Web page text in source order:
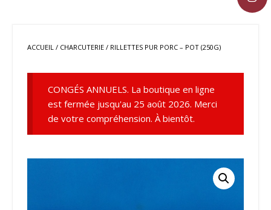
ACCUEIL / CHARCUTERIE / RILLETTES PUR PORC – POT (250G)
CONGÉS ANNUELS. La boutique en ligne
est fermée jusqu'au 25 août 2026. Merci
de votre compréhension. À bientôt.